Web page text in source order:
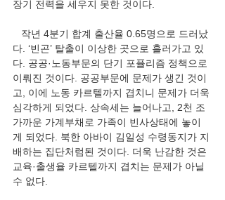
장기 전력을 세우지 못한 것이다.
다. ‘빈곤’ 탈출이 이상한 곳으로 흘러가고 있
다. 공공·노동부문의 단기 포퓰리즘 정책으로
이뤄진 것이다. 공공부문에 문제가 생긴 것이
고, 이에 노동 카르텔까지 겹치니 문제가 더욱
심각하게 되었다. 상속세는 늘어나고, 2천 조
가까운 가계부채로 가족이 빈사상태에 놓이
게 되었다. 북한 아바이 김일성 수령동지가 지
배하는 집단처럼된 것이다. 더욱 난감한 것은
교육·출생율 카르텔까지 겹치는 문제가 아닐
수 없다.